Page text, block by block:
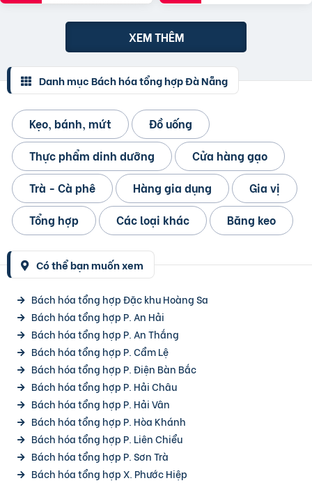
XEM THÊM
Danh mục Bách hóa tổng hợp Đà Nẵng
Kẹo, bánh, mứt
Đồ uống
Thực phẩm dinh dưỡng
Cửa hàng gạo
Trà - Cà phê
Hàng gia dụng
Gia vị
Tổng hợp
Các loại khác Băng keo
Có thể bạn muốn xem
Bách hóa tổng hợp Đặc khu Hoàng Sa
Bách hóa tổng hợp P. An Hải
Bách hóa tổng hợp P. An Thắng
Bách hóa tổng hợp P. Cẩm Lệ
Bách hóa tổng hợp P. Điện Bàn Bắc
Bách hóa tổng hợp P. Hải Châu
Bách hóa tổng hợp P. Hải Vân
Bách hóa tổng hợp P. Hòa Khánh
Bách hóa tổng hợp P. Liên Chiểu
Bách hóa tổng hợp P. Sơn Trà
Bách hóa tổng hợp X. Phước Hiệp